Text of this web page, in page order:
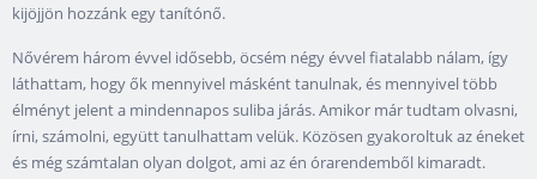
kijöjjön hozzánk egy tanítónő.
Nővérem három évvel idősebb, öcsém négy évvel fiatalabb nálam, így
láthattam, hogy ők mennyivel másként tanulnak, és mennyivel több
élményt jelent a mindennapos suliba járás. Amikor már tudtam olvasni,
írni, számolni, együtt tanulhattam velük. Közösen gyakoroltuk az éneket
és még számtalan olyan dolgot, ami az én órarendemből kimaradt.